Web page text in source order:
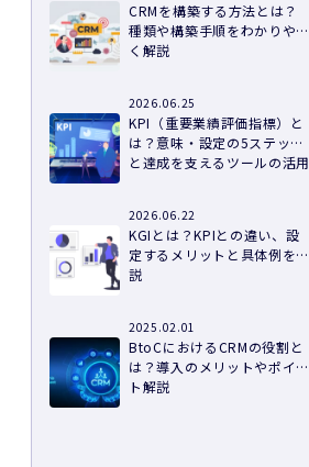
CRMを構築する方法とは？
種類や構築手順をわかりやす
く解説
2026.06.25
KPI（重要業績評価指標）と
は？意味・設定の5ステップ
と達成を支えるツールの活用
2026.06.22
KGIとは？KPIとの違い、設
定するメリットと具体例を解
説
2025.02.01
BtoCにおけるCRMの役割と
は？導入のメリットやポイン
ト解説